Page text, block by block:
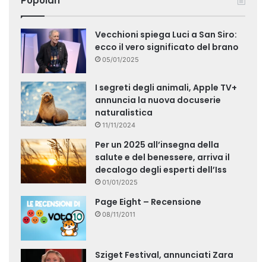
Vecchioni spiega Luci a San Siro:
ecco il vero significato del brano
05/01/2025
I segreti degli animali, Apple TV+
annuncia la nuova docuserie
naturalistica
11/11/2024
Per un 2025 all’insegna della
salute e del benessere, arriva il
decalogo degli esperti dell’Iss
01/01/2025
Page Eight – Recensione
08/11/2011
Sziget Festival, annunciati Zara